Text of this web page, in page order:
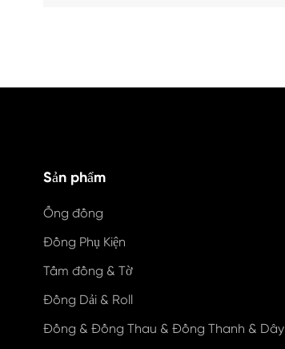
Sản phẩm
Ống đồng
Đồng Phụ Kiện
Tấm đồng & Tờ
Đồng Dải & Roll
Đồng & Đồng Thau & Đồng Thanh & Dây